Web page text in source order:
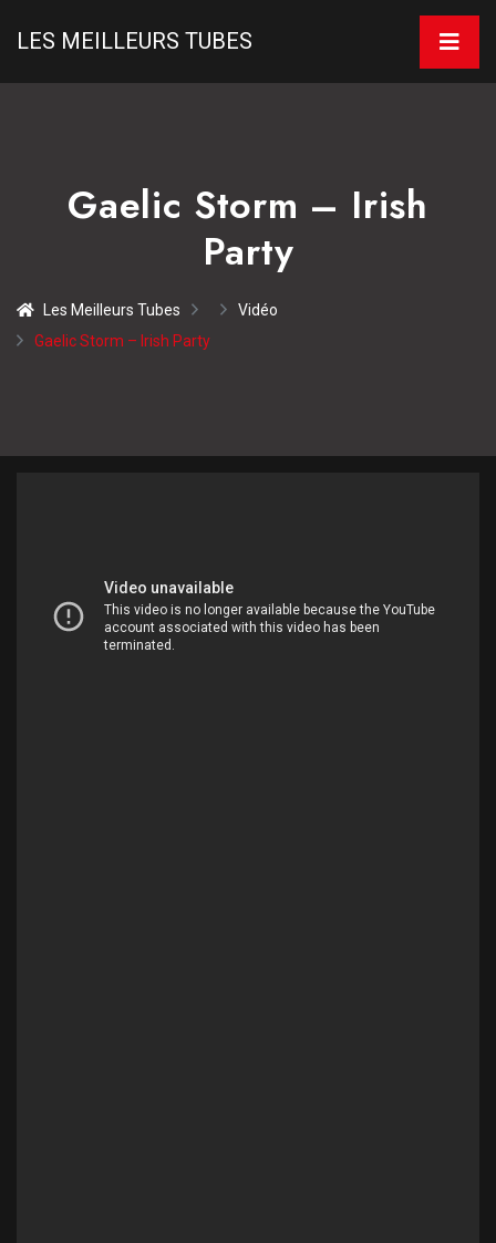
LES MEILLEURS TUBES
Gaelic Storm – Irish
Party
Les Meilleurs Tubes
Vidéo
Gaelic Storm – Irish Party